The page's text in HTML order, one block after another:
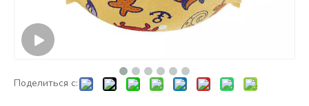
Поделиться с: